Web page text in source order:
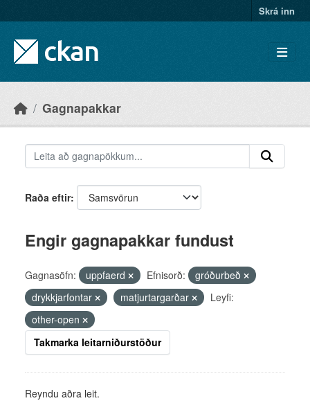
Skrá inn
Gagnapakkar
Raða eftir
Engir gagnapakkar fundust
Gagnasöfn: uppfaerd Efnisorð:
gróðurbeð
drykkjarfontar
matjurtargarðar
Leyfi:
other-open
Takmarka leitarniðurstöður
Reyndu aðra leit.